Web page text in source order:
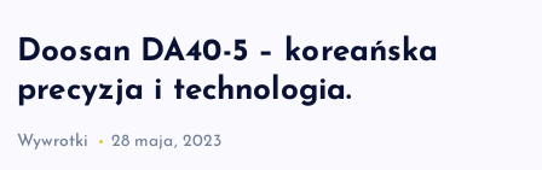
Doosan DA40-5 – koreańska
precyzja i technologia.
Wywrotki 28 maja, 2023